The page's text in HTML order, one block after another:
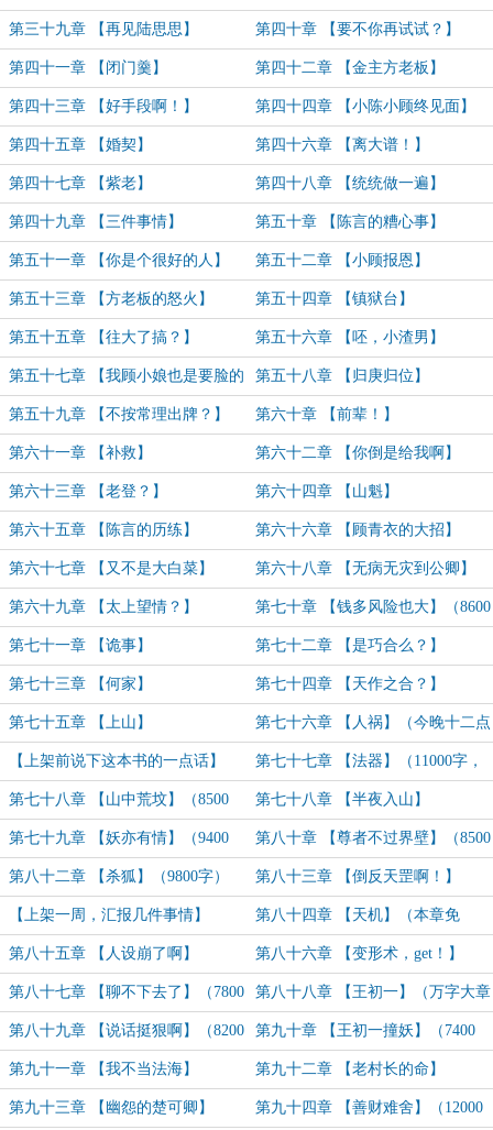
第三十九章 【再见陆思思】 第四十章 【要不你再试试？】
第四十一章 【闭门羹】 第四十二章 【金主方老板】
第四十三章 【好手段啊！】 第四十四章 【小陈小顾终见面】
第四十五章 【婚契】 第四十六章 【离大谱！】
第四十七章 【紫老】 第四十八章 【统统做一遍】
第四十九章 【三件事情】 第五十章 【陈言的糟心事】
第五十一章 【你是个很好的人】 第五十二章 【小顾报恩】
第五十三章 【方老板的怒火】 第五十四章 【镇狱台】
第五十五章 【往大了搞？】 第五十六章 【呸，小渣男】
第五十七章 【我顾小娘也是要脸的
啊】
第五十八章 【归庚归位】
第五十九章 【不按常理出牌？】 第六十章 【前辈！】
第六十一章 【补救】 第六十二章 【你倒是给我啊】
第六十三章 【老登？】 第六十四章 【山魁】
第六十五章 【陈言的历练】 第六十六章 【顾青衣的大招】
第六十七章 【又不是大白菜】 第六十八章 【无病无灾到公卿】
第六十九章 【太上望情？】 第七十章 【钱多风险也大】（8600
字）
第七十一章 【诡事】 第七十二章 【是巧合么？】
第七十三章 【何家】 第七十四章 【天作之合？】
第七十五章 【上山】 第七十六章 【人祸】（今晚十二点
上架，届时求个首订）
【上架前说下这本书的一点话】 第七十七章 【法器】（11000字，
求首订支持！！）
第七十八章 【山中荒坟】（8500
字，求订阅！）
第七十八章 【半夜入山】
第七十九章 【妖亦有情】（9400
字）
第八十章 【尊者不过界壁】（8500
字）
第八十二章 【杀狐】（9800字） 第八十三章 【倒反天罡啊！】
（7000字）
【上架一周，汇报几件事情】 第八十四章 【天机】（本章免
费！）
第八十五章 【人设崩了啊】 第八十六章 【变形术，get！】
第八十七章 【聊不下去了】（7800
字）
第八十八章 【王初一】（万字大章
~）
第八十九章 【说话挺狠啊】（8200
字）
第九十章 【王初一撞妖】（7400
字）
第九十一章 【我不当法海】
（7200）
第九十二章 【老村长的命】
（11000字）
第九十三章 【幽怨的楚可卿】 第九十四章 【善财难舍】（12000